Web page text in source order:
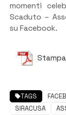
momenti
Scaduto –
su Facebook.
Stampa
TAGS
SIRACUSA